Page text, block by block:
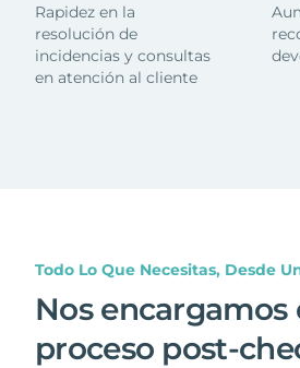
Rapidez en la
resolución de
incidencias y consultas
en atención al cliente
Todo Lo Que Necesitas, Desde
Nos encargamos
proceso post-